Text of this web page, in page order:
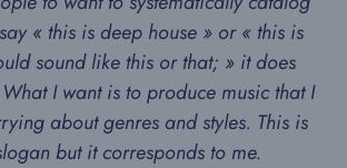
« this is deep house » or « this is
sound like this or that; » it does
I want is to produce music that I
about genres and styles. This is
but it corresponds to me.